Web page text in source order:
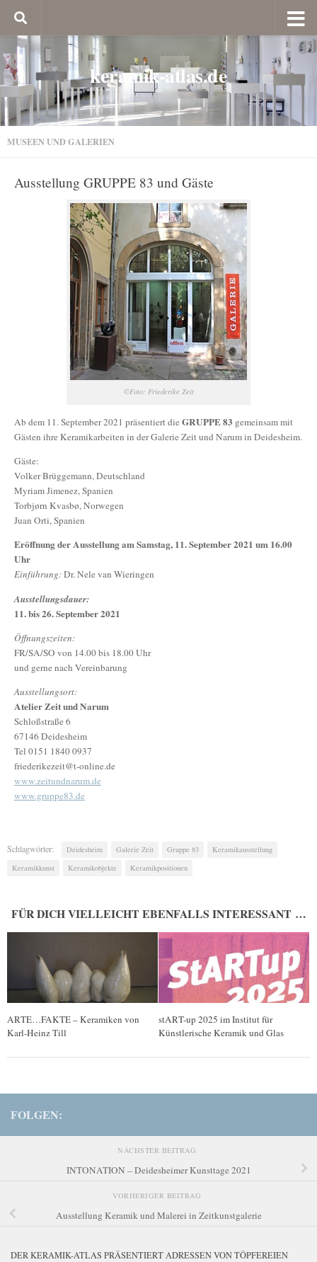
keramik-atlas.de
MUSEEN UND GALERIEN
Ausstellung GRUPPE 83 und Gäste
©Foto: Friederike Zeit
Ab dem 11. September 2021 präsentiert dieGRUPPE 83 gemeinsam mit
Gästen ihre Keramikarbeiten in der Galerie Zeit und Narum in Deidesheim.
Gäste:
Volker Brüggemann, Deutschland
Myriam Jimenez, Spanien
Torbjørn Kvasbø, Norwegen
Juan Orti, Spanien
Eröffnung der Ausstellung am Samstag, 11. September 2021 um 16.00
Uhr
Einführung:Dr. Nele van Wieringen
Ausstellungsdauer:
11. bis 26. September 2021
Öffnungszeiten:
FR/SA/SO von 14.00 bis 18.00 Uhr
und gerne nach Vereinbarung
Ausstellungsort:
Atelier Zeit und Narum
Schloßstraße 6
67146 Deidesheim
Tel 0151 1840 0937
friederikezeit@t-online.de
www.zeitundnarum.de
www.gruppe83.de
Schlagwörter: Deidesheim Galerie Zeit Gruppe 83
Keramikausstellung
Keramikkunst
Keramikobjekte Keramikpositionen
FÜR DICH VIELLEICHT EBENFALLS INTERESSANT …
ARTE…FAKTE – Keramiken von
Karl-Heinz Till
stART-up 2025 im Institut für
Künstlerische Keramik und Glas
FOLGEN:
NÄCHSTER BEITRAG
INTONATION – Deidesheimer Kunsttage 2021
VORHERIGER BEITRAG
Ausstellung Keramik und Malerei in Zeitkunstgalerie
DER KERAMIK-ATLAS PRÄSENTIERT ADRESSEN VON TÖPFEREIEN